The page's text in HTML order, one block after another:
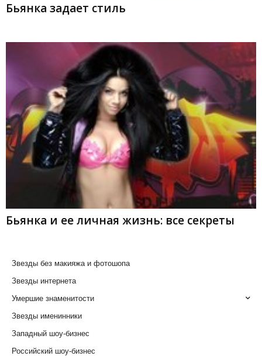
Бьянка задает стиль
Бьянка и ее личная жизнь: все секреты
Звезды без макияжа и фотошопа
Звезды интернета
Умершие знаменитости
Звезды именинники
Западный шоу-бизнес
Российский шоу-бизнес